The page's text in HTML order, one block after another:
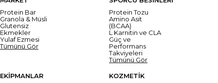
Protein Bar
Granola & Müsli
Glutensiz
Ekmekler
Yulaf Ezmesi
Tümünü Gör
Protein Tozu
Amino Asit
(BCAA)
L Karnitin ve CLA
Güç ve
Performans
Takviyeleri
Tümünü Gör
EKİPMANLAR
KOZMETİK